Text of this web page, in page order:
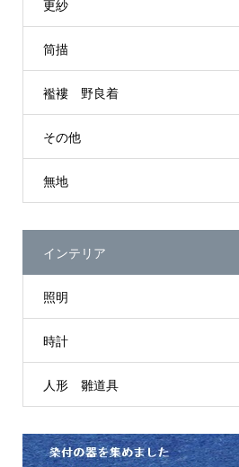
更紗
筒描
襤褸 野良着
その他
無地
インテリア
照明
時計
人形 雛道具